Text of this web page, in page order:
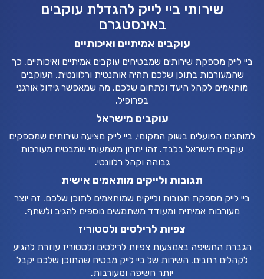
שירותי ביי לייק להגדלת עוקבים
באינסטגרם
עוקבים אמיתיים ואיכותיים
ביי לייק מספקת שירותים שמבטיחים עוקבים אמיתיים ואיכותיים, כך
שהמעורבות בתוכן שלכם תהיה אותנטית ורלוונטית. העוקבים
מותאמים לקהל היעד ולתחום שלכם, מה שמאפשר גידול אורגני
בפרופיל.
עוקבים מישראל
למותגים הפועלים בשוק המקומי, ביי לייק מציעה שירותים שמספקים
עוקבים מישראל בלבד. זהו יתרון משמעותי שמבטיח מעורבות
גבוהה וקהל רלוונטי.
תגובות ולייקים מותאמים אישית
ביי לייק מספקת תגובות ולייקים שמותאמים לתוכן שלכם. זה יוצר
מעורבות אמיתית ומעודד משתמשים נוספים להגיב ולשתף.
צפיות לרילסים ולסטוריז
הגברת החשיפה באמצעות צפיות לרילסים ולסטוריז עוזרת להגיע
לקהלים רחבים. השירות של ביי לייק מבטיח שהתוכן שלכם יקבל
יותר חשיפה ומעורבות.